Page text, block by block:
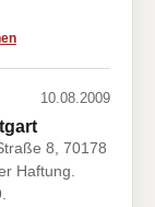
10.08.2009
8, 70178
Haftung.